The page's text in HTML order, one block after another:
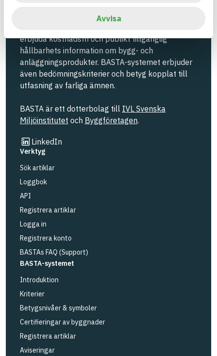
Avvisa
erbjuda kostnadsfri och publikt tillgänglig
hållbarhets information om bygg- och
anläggningsprodukter. BASTA-systemet erbjuder
även bedömningskriterier och betyg kopplat till
utfasning av farliga ämnen.
BASTA är ett dotterbolag till IVL Svenska
Miljöinstitutet och Byggföretagen.
LinkedIn
Länk till annan webbplats
Verktyg
Sök artiklar
Loggbok
API
Registrera artiklar
Logga in
Registrera konto
BASTAs FAQ (Support)
BASTA-systemet
Introduktion
Kriterier
Betygsnivåer & symboler
Certifieringar av byggnader
Registrera artiklar
Aviseringar